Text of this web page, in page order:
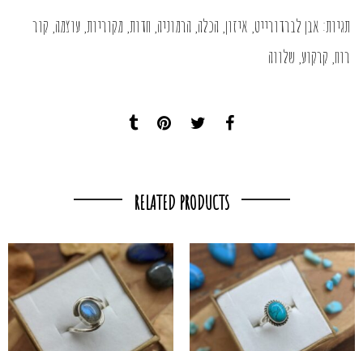
תגיות: אבן לברדורייט איזון הכלה הרמוניה חדות מקוריות עוצמה קור
רוח קרקוע שלווה
RELATED PRODUCTS